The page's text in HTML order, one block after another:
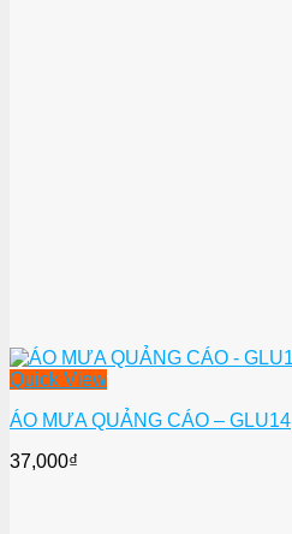
Quick View
ÁO MƯA QUẢNG CÁO – GLU14
37,000₫